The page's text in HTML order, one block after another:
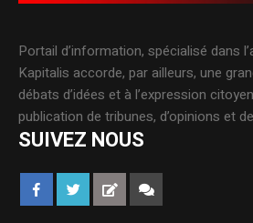
Portail d’information, spécialisé dans
Kapitalis accorde, par ailleurs, une
débats d’idées et à l’expression
publication de tribunes, d’opinions et
SUIVEZ NOUS